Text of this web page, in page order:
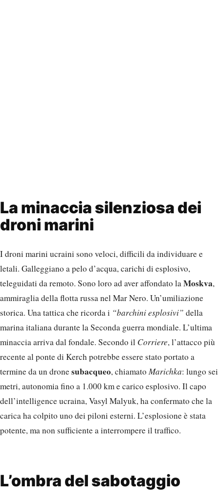
La minaccia silenziosa dei
droni marini
I droni marini ucraini sono veloci, difficili da individuare e
letali. Galleggiano a pelo d’acqua, carichi di esplosivo,
teleguidati da remoto. Sono loro ad aver affondato laMoskva,
ammiraglia della flotta russa nel Mar Nero. Un’umiliazione
storica. Una tattica che ricorda i “barchini esplosivi” della
marina italiana durante la Seconda guerra mondiale. L’ultima
minaccia arriva dal fondale. Secondo il Corriere, l’attacco più
recente al ponte di Kerch potrebbe essere stato portato a
termine da un dronesubacqueo, chiamato Marichka: lungo sei
metri, autonomia fino a 1.000 km e carico esplosivo. Il capo
dell’intelligence ucraina, Vasyl Malyuk, ha confermato che la
carica ha colpito uno dei piloni esterni. L’esplosione è stata
potente, ma non sufficiente a interrompere il traffico.
L’ombra del sabotaggio